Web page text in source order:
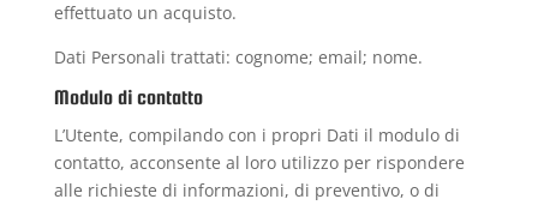
effettuato un acquisto.
Dati Personali trattati: cognome; email; nome.
Modulo di contatto
L’Utente, compilando con i propri Dati il modulo di
contatto, acconsente al loro utilizzo per rispondere
alle richieste di informazioni, di preventivo, o di